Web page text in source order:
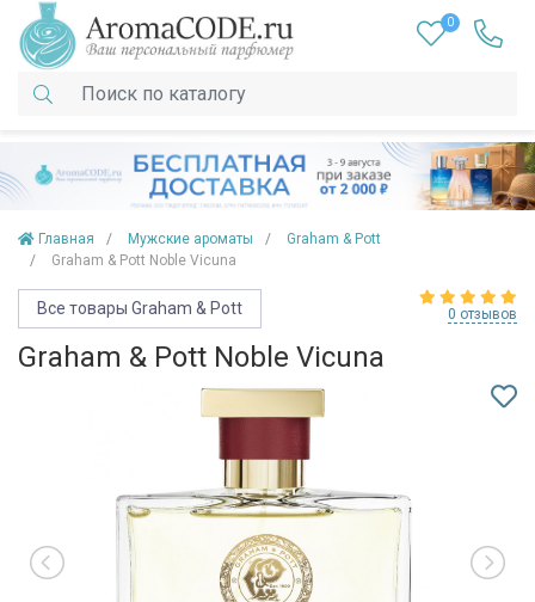
0
Главная Мужские ароматы
Graham & Pott
Graham & Pott Noble Vicuna
Все товары Graham & Pott 0 отзывов
Graham & Pott Noble Vicuna